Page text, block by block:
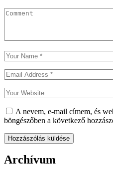
A nevem, e-mail címem, és
böngészőben a következő
Archívum